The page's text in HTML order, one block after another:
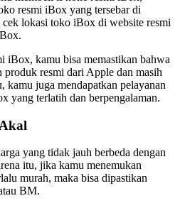
resmi iBox yang tersebar di
lokasi toko iBox di website resmi
iBox, kamu bisa memastikan bahwa
produk resmi dari Apple dan masih
kamu juga mendapatkan pelayanan
yang terlatih dan berpengalaman.
yang tidak jauh berbeda dengan
itu, jika kamu menemukan
murah, maka bisa dipastikan
BM.